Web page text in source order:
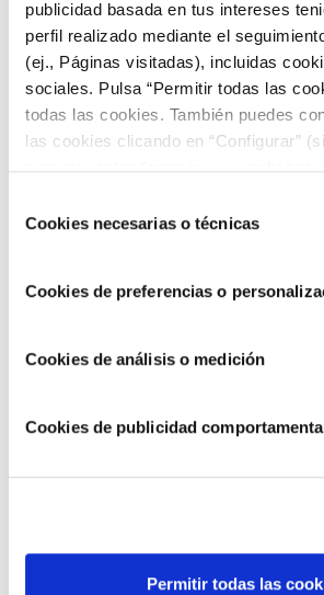
publicidad basada en tus intereses
perfil realizado mediante el
(ej., Páginas visitadas), incluidas
sociales. Pulsa “Permitir todas las
todas las cookies. También puedes
las cookies clicando en “Configurar”
COOKIES.
deCookies necesarias o técnicas
Cookies de preferencias o
Cookies de análisis o medición
Cookies de publicidad
Permitir todas las
Noodles: con gambas,
ajonesa Choví
ENTRANTES PARA NAVIDAD
Croquetas de pollo con salsa